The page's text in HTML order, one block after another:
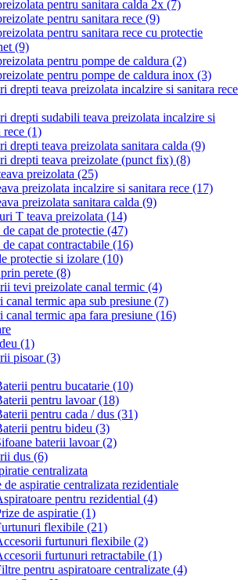
pentru sanitara calda 2x (7)
pentru sanitara rece (9)
pentru sanitara rece cu protectie
(9)
pentru pompe de caldura (2)
pentru pompe de caldura inox (3)
drepti teava preizolata incalzire si sanitara rece
drepti sudabili teava preizolata incalzire si
rece (1)
drepti teava preizolata sanitara calda (9)
drepti teava preizolate (punct fix) (8)
preizolata (25)
preizolata incalzire si sanitara rece (17)
preizolata sanitara calda (9)
T teava preizolata (14)
de capat de protectie (47)
de capat contractabile (16)
protectie si izolare (10)
perete (8)
tevi preizolate canal termic (4)
canal termic apa sub presiune (7)
canal termic apa fara presiune (16)
(1)
pisoar(3)
pentru bucatarie (10)
pentru lavoar(18)
pentru cada / dus (31)
pentru bideu (3)
baterii lavoar(2)
dus (6)
centralizata
de aspiratie centralizata rezidentiale
pentru rezidential (4)
de aspiratie (1)
flexibile (21)
furtunuri flexibile (2)
furtunuri retractabile (1)
pentru aspiratoare centralizate (4)